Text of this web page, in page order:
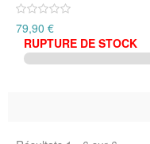
79,90 €
RUPTURE DE STOCK